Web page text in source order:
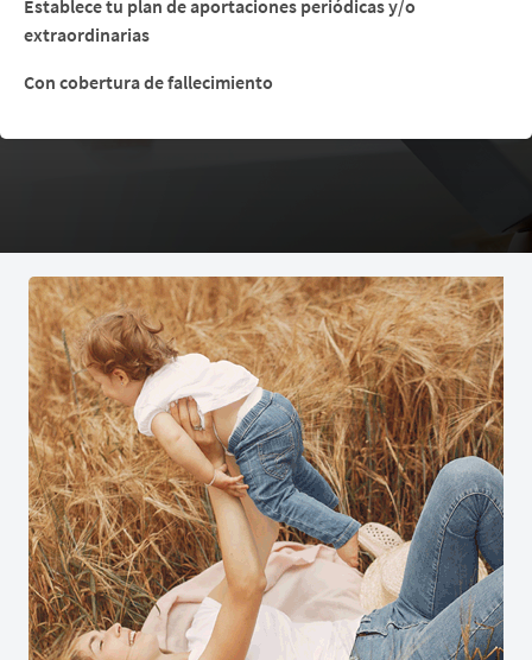
Establece tu plan de aportaciones periódicas y/o
extraordinarias
Con cobertura de fallecimiento